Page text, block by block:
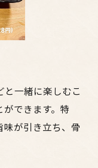
一緒に楽しむこ
できます。特
味が引き立ち、骨